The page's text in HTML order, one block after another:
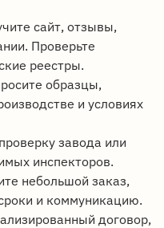
сайт, отзывы,
Проверьте
реестры.
образцы,
и условиях
завода или
инспекторов.
небольшой заказ,
и коммуникацию.
договор,